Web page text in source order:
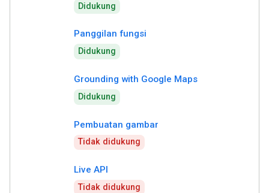
Didukung
Panggilan fungsi
Didukung
Grounding with Google Maps
Didukung
Pembuatan gambar
Tidak didukung
Live API
Tidak didukung